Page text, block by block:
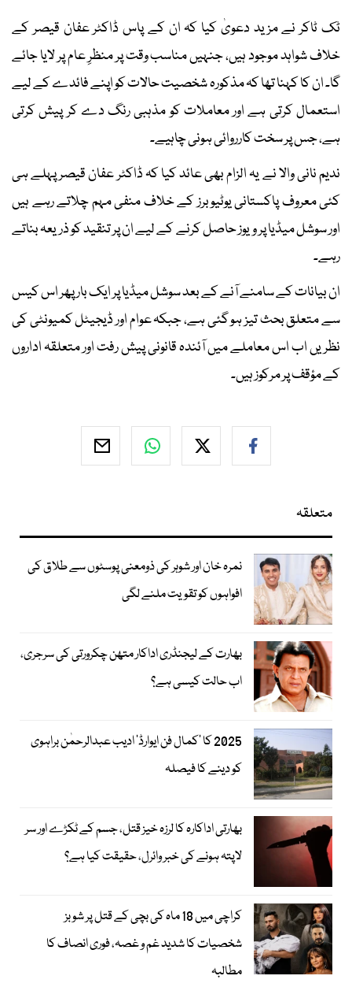
ٹک ٹاکر نے مزید دعویٰ کیا کہ ان کے پاس ڈاکٹر عفان قیصر کے
خلاف شواہد موجود ہیں، جنہیں مناسب وقت پر منظرِ عام پر لایا جائے
گا۔ ان کا کہنا تھا کہ مذکورہ شخصیت حالات کو اپنے فائدے کے لیے
استعمال کرتی ہے اور معاملات کو مذہبی رنگ دے کر پیش کرتی
ہے، جس پر سخت کارروائی ہونی چاہیے۔
ندیم نانی والا نے یہ الزام بھی عائد کیا کہ ڈاکٹر عفان قیصر پہلے ہی
کئی معروف پاکستانی یوٹیوبرز کے خلاف منفی مہم چلاتے رہے ہیں
اور سوشل میڈیا پر ویوز حاصل کرنے کے لیے ان پر تنقید کو ذریعہ بناتے
رہے۔
ان بیانات کے سامنے آنے کے بعد سوشل میڈیا پر ایک بار پھر اس کیس
سے متعلق بحث تیز ہو گئی ہے، جبکہ عوام اور ڈیجیٹل کمیونٹی کی
نظریں اب اس معاملے میں آئندہ قانونی پیش رفت اور متعلقہ اداروں
کے مؤقف پر مرکوز ہیں۔
متعلقہ
نمرہ خان اور شوہر کی ذومعنی پوسٹوں سے طلاق کی
افواہوں کو تقویت ملنے لگی
بھارت کے لیجنڈری اداکار متھن چکرورتی کی سرجری،
اب حالت کیسی ہے؟
2025 کا ’کمال فن ایوارڈ‘ ادیب عبدالرحمٰن براہوی
کو دینے کا فیصلہ
بھارتی اداکارہ کا لرزہ خیز قتل، جسم کے ٹکڑے اور سر
لاپتہ ہونے کی خبر وائرل، حقیقت کیا ہے؟
کراچی میں 18 ماہ کی بچی کے قتل پر شوبز
شخصیات کا شدید غم و غصہ، فوری انصاف کا
مطالبہ